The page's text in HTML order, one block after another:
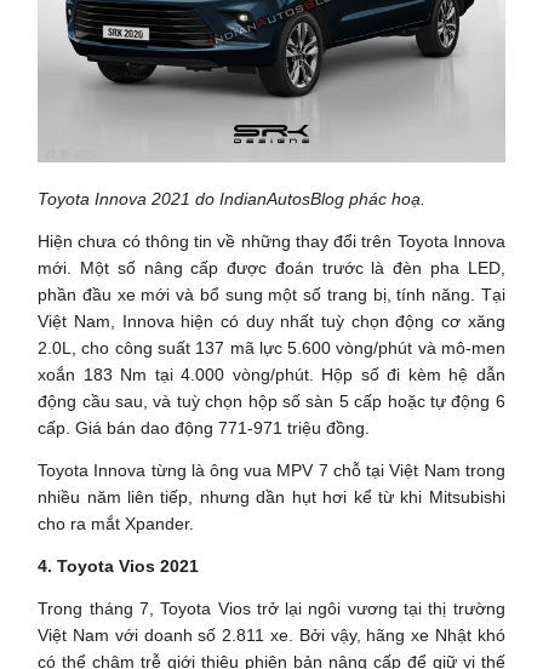
Toyota Innova 2021 do IndianAutosBlog phác hoạ.
Hiện chưa có thông tin về những thay đổi trên Toyota Innova
mới. Một số nâng cấp được đoán trước là đèn pha LED,
phần đầu xe mới và bổ sung một số trang bị, tính năng. Tại
Việt Nam, Innova hiện có duy nhất tuỳ chọn động cơ xăng
2.0L, cho công suất 137 mã lực 5.600 vòng/phút và mô-men
xoắn 183 Nm tại 4.000 vòng/phút. Hộp số đi kèm hệ dẫn
động cầu sau, và tuỳ chọn hộp số sàn 5 cấp hoặc tự động 6
cấp. Giá bán dao động 771-971 triệu đồng.
Toyota Innova từng là ông vua MPV 7 chỗ tại Việt Nam trong
nhiều năm liên tiếp, nhưng dần hụt hơi kể từ khi Mitsubishi
cho ra mắt Xpander.
4. Toyota Vios 2021
Trong tháng 7, Toyota Vios trở lại ngôi vương tại thị trường
Việt Nam với doanh số 2.811 xe. Bởi vậy, hãng xe Nhật khó
có thể chậm trễ giới thiệu phiên bản nâng cấp để giữ vị thế